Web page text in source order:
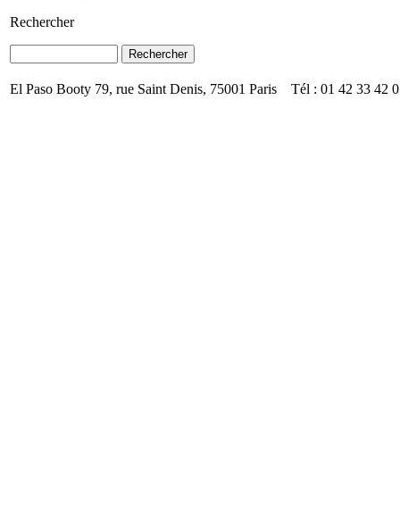
Rechercher
El Paso Booty 79, rue Saint Denis, 75001 Paris Tél : 01 42 33 42